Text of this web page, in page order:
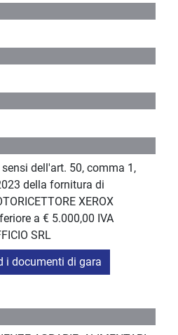
dell'art. 50, comma 1,
della fornitura di
XEROX
a € 5.000,00 IVA
SRL
i documenti di gara